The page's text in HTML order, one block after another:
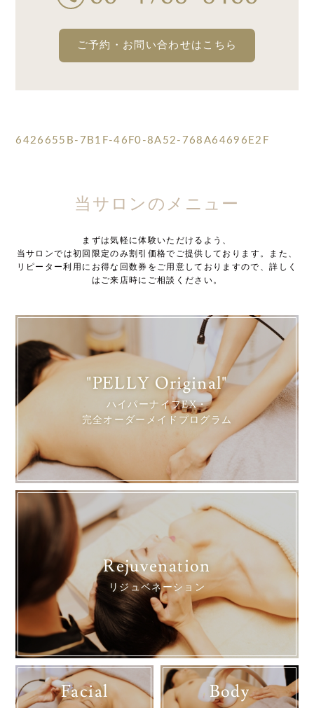
ご予約・お問い合わせはこちら
6426655B-7B1F-46F0-8A52-768A64696E2F
当サロンのメニュー
まずは気軽に体験いただけるよう、
当サロンでは初回限定のみ割引価格でご提供しております。また、
リピーター利用にお得な回数券をご用意しておりますので、詳しく
はご来店時にご相談ください。
"PELLY Original"
ハイパーナイフEX・
完全オーダーメイドプログラム
Rejuvenation
リジュベネーション
Facial Body